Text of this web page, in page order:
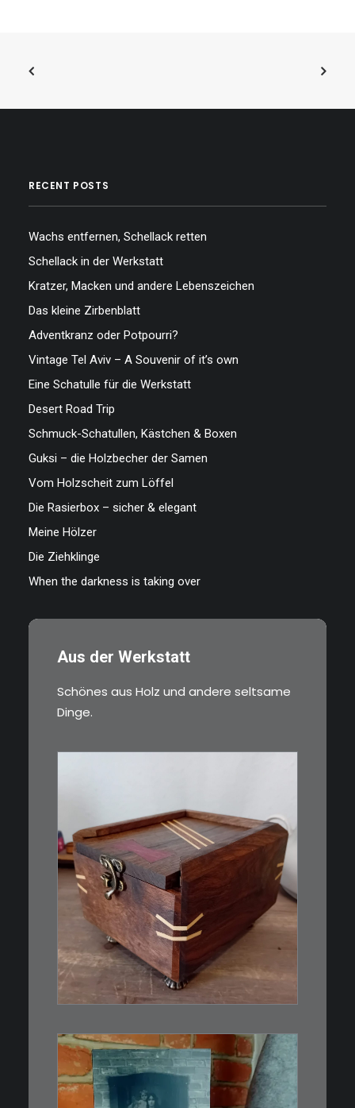
RECENT POSTS
Wachs entfernen, Schellack retten
Schellack in der Werkstatt
Kratzer, Macken und andere Lebenszeichen
Das kleine Zirbenblatt
Adventkranz oder Potpourri?
Vintage Tel Aviv – A Souvenir of it’s own
Eine Schatulle für die Werkstatt
Desert Road Trip
Schmuck-Schatullen, Kästchen & Boxen
Guksi – die Holzbecher der Samen
Vom Holzscheit zum Löffel
Die Rasierbox – sicher & elegant
Meine Hölzer
Die Ziehklinge
When the darkness is taking over
Aus der Werkstatt
Schönes aus Holz und andere seltsame
Dinge.
€39,00
Eine kleine, simple Schatulle
aus Nussbaum…